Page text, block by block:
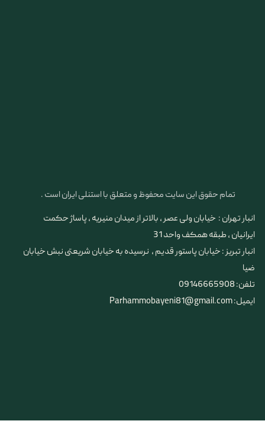
تمام حقوق این سایت محفوظ و متعلق با استنلی ایران است .
انبار تهران : خیابان ولی عصر ، بالاتر از میدان منیریه ، پاساژ حکمت
ایرانیان ، طبقه همکف واحد 31
​​​​​​​انبار تبریز : خیابان پاستور قدیم ، نرسیده به خیابان شریعتی نبش خیابان
ضیا
تلفن: 09146665908
ایمیل: Parhammobayeni81@gmail.com